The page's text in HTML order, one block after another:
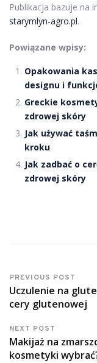
Publikacja bazuje na
starymlyn-agro.pl.
Powiązane wpisy:
Opakowania
designu i
Greckie
zdrowej skóry
Jak używać
kroku
Jak zadbać o
zdrowej skóry
PREVIOUS POST
Uczulenie na
cery glutenowej
NEXT POST
Makijaż na
kosmetyki